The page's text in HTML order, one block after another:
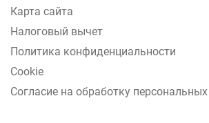
Карта сайта
Налоговый вычет
Политика конфиденциальности
Cookie
Согласие на обработку